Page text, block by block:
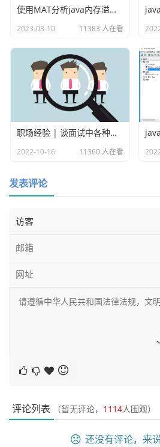
使用MAT分析java内存溢出的原因
2023-03-10 11383 人在看
职场经验 | 谈面试中各种各样的坑
2022-10-16 11360 人在看
发表评论
评论列表 （暂无评论， 1114人围观）
还没有评论，来